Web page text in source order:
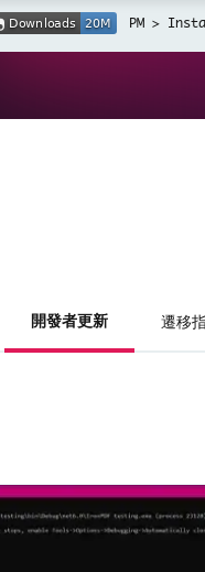
開發者更新 遷移